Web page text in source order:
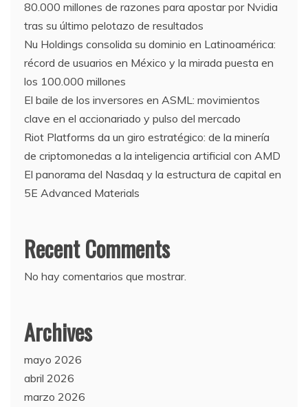
80.000 millones de razones para apostar por Nvidia
tras su último pelotazo de resultados
Nu Holdings consolida su dominio en Latinoamérica:
récord de usuarios en México y la mirada puesta en
los 100.000 millones
El baile de los inversores en ASML: movimientos
clave en el accionariado y pulso del mercado
Riot Platforms da un giro estratégico: de la minería
de criptomonedas a la inteligencia artificial con AMD
El panorama del Nasdaq y la estructura de capital en
5E Advanced Materials
Recent Comments
No hay comentarios que mostrar.
Archives
mayo 2026
abril 2026
marzo 2026